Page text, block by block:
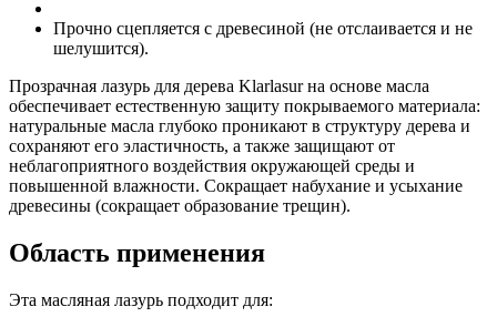
Прочно сцепляется с древесиной (не отслаивается и не
шелушится).
Прозрачная лазурь для дерева Klarlasur на основе масла
обеспечивает естественную защиту покрываемого материала:
натуральные масла глубоко проникают в структуру дерева и
сохраняют его эластичность, а также защищают от
неблагоприятного воздействия окружающей среды и
повышенной влажности. Сокращает набухание и усыхание
древесины (сокращает образование трещин).
Область применения
Эта масляная лазурь подходит для: